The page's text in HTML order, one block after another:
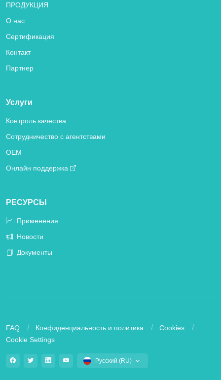
ПРОДУКЦИЯ
О нас
Сертификация
Контакт
Партнер
Услуги
Контроль качества
Сотрудничество с агентствами
OEM
Онлайн поддержка
РЕСУРСЫ
Применения
Новости
Документы
FAQ Конфиденциальность и политика
Cookies
Cookie Settings
Русский (RU)